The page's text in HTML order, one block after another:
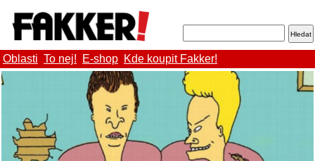
Oblasti To nej! E-shop Kde koupit Fakker!